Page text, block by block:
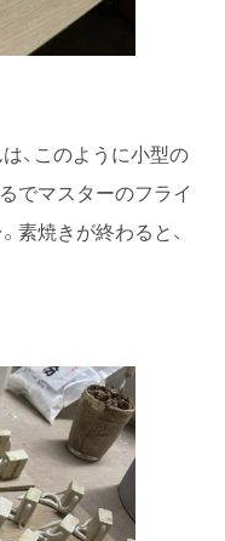
、このように小型の
でマスターのフライ
焼きが終わると、